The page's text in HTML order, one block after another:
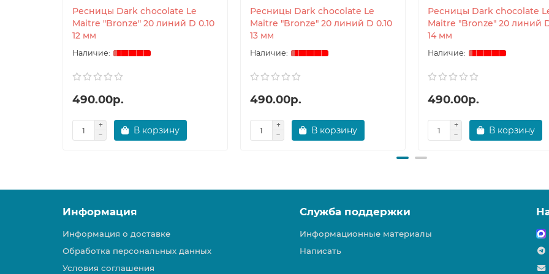
Ресницы Dark chocolate Le
Maitre "Bronze" 20 линий D 0.10
12 мм
490.00р.
В корзину
Ресницы Dark chocolate Le
Maitre "Bronze" 20 линий D 0.10
13 мм
490.00р.
В корзину
Ресницы Dark chocolate
Maitre "Bronze" 20 линий
14 мм
490.00р.
В корзину
Информация
Информация о доставке
Обработка персональных данных
Условия соглашения
Служба поддержки
Информационные материалы
Написать